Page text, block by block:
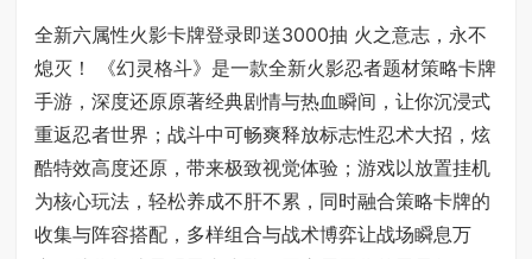
全新六属性火影卡牌登录即送3000抽 火之意志，永不
熄灭！ 《幻灵格斗》是一款全新火影忍者题材策略卡牌
手游，深度还原原著经典剧情与热血瞬间，让你沉浸式
重返忍者世界；战斗中可畅爽释放标志性忍术大招，炫
酷特效高度还原，带来极致视觉体验；游戏以放置挂机
为核心玩法，轻松养成不肝不累，同时融合策略卡牌的
收集与阵容搭配，多样组合与战术博弈让战场瞬息万